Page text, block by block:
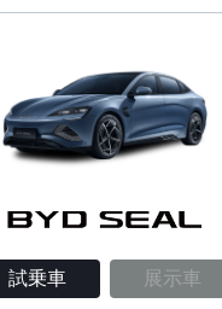
試乗車 展示車